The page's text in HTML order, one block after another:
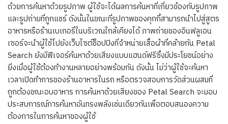
ด้วยการค้นหาด้วยรูปภาพ ผู้ใช้จะได้ผลการค้นหาที่เกี่ยวข้องกับรูปภาพ
และรูปถ่ายที่ถูกแชร์ ดังนั้นในขณะที่รูปภาพของคุกกี้สามารถนำไปสู่สูตร
อาหารหรือร้านเบเกอรี่ในบริเวณใกล้เคียงได้ ภาพถ่ายของอินฟลูเอน
เซอร์จะนำผู้ใช้ไปยังเว็บไซต์ช็อปปิงที่จำหน่ายเสื้อผ้าที่คล้ายกัน Petal
Search ยังมีฟีเจอร์ค้นหาด้วยเสียงแบบแฮนด์ฟรีซึ่งมีประโยชน์อย่าง
ยิ่งเมื่อผู้ใช้ต้องทำงานหลายอย่างพร้อมกัน ดังนั้น ไม่ว่าผู้ใช้จะค้นหา
เวลาเปิดทำการของร้านอาหารในรถ หรือตรวจสอบการวัดส่วนผสมที่
ถูกต้องขณะอบอาหาร การค้นหาด้วยเสียงของ Petal Search จะมอบ
ประสบการณ์การค้นหาอันทรงพลังเช่นเดียวกันเพื่อตอบสนองความ
ต้องการในการค้นหาของผู้ใช้